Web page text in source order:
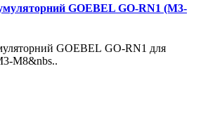
GOEBEL GO-RN1 (M3-
GOEBEL GO-RN1 для
M8&nbs..